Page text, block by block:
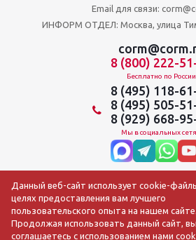
Email для связи:
ИНФОРМ ОТДЕЛ: Москва, улица
8 (800) 222-
Бесплатно по России
8 (495) 118-
8 (495) 505-
8 (929) 668-
Мы в социальных
Данный веб-сайт использует cookie-
целях предоставления вам лучшего
пользовательского опыта на нашем сайте.
Продолжая использовать данный сайт, вы
соглашаетесь с использованием нами